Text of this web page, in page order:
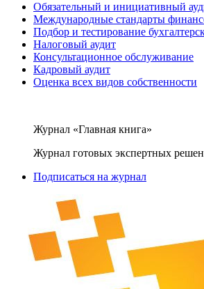
Обязательный и инициативный
Международные стандарты
Подбор и тестирование
Налоговый аудит
Консультационное обслуживание
Кадровый аудит
Оценка всех видов собственности
Журнал «Главная книга»
Журнал готовых экспертных
Подписаться на журнал